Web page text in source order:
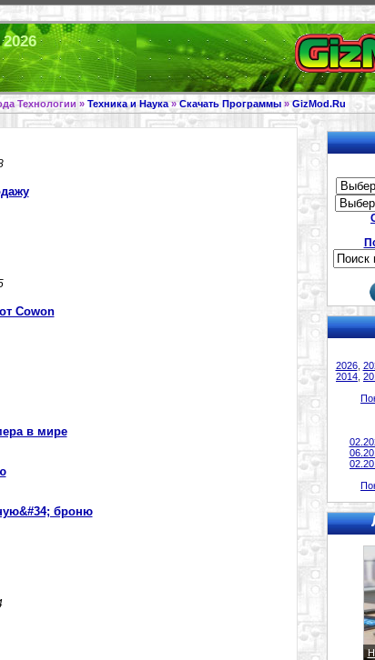
Технологии » Техника и Наука»Скачать Программы»GizMod.Ru
Cowon
в мире
броню
2026,
2014